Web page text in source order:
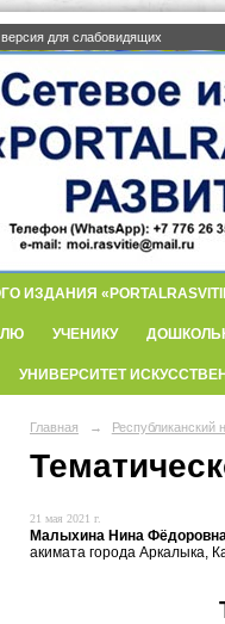
версия для слабовидящих
ИЗДАНИЯ
УЧЕНИКУ
УНИВЕРСИТЕТ
Главная → Республиканский
21 мая 2021 г.
Малыхина Нина
акимата города Аркалыка,